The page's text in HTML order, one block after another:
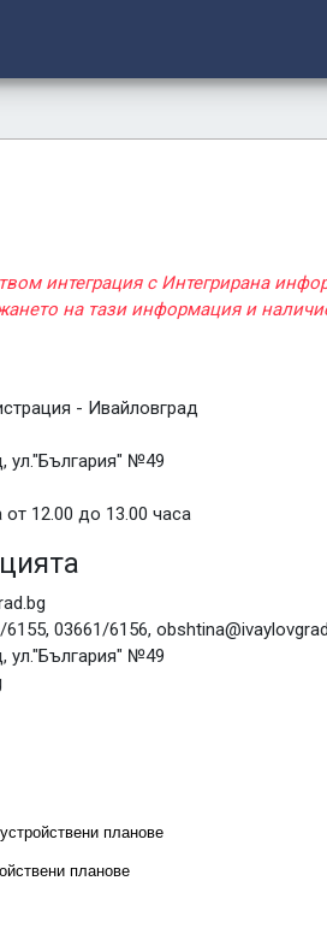
интеграция с Интегрирана
на тази информация и
- Ивайловград
ул."България" №49
12.00 до 13.00 часа
03661/6156,
ул."България" №49